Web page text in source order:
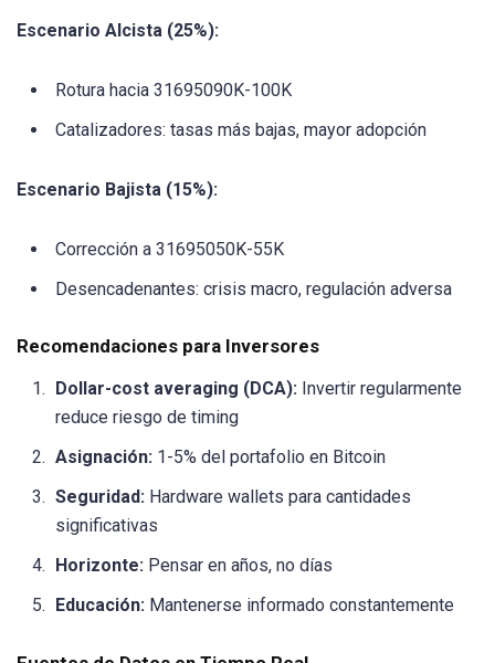
Escenario Alcista (25%):
Rotura hacia 31695090K-100K
Catalizadores: tasas más bajas, mayor adopción
Escenario Bajista (15%):
Corrección a 31695050K-55K
Desencadenantes: crisis macro, regulación adversa
Recomendaciones para Inversores
Dollar-cost averaging (DCA): Invertir regularmente
reduce riesgo de timing
Asignación: 1-5% del portafolio en Bitcoin
Seguridad: Hardware wallets para cantidades
significativas
Horizonte: Pensar en años, no días
Educación: Mantenerse informado constantemente